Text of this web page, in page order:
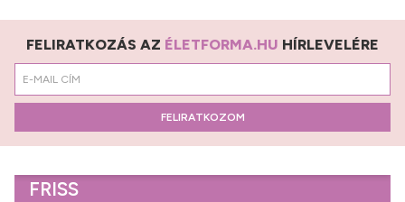
FELIRATKOZÁS AZ ÉLETFORMA.HU HÍRLEVELÉRE
FELIRATKOZOM
FRISS